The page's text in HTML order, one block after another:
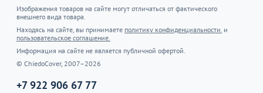
Изображения товаров на сайте могут отличаться от фактического
внешнего вида товара.
Находясь на сайте, вы принимаете политику конфиденциальности. и
пользовательское соглашение.
Информация на сайте не является публичной офертой.
© ChiedoCover, 2007–2026
+7 922 906 67 77